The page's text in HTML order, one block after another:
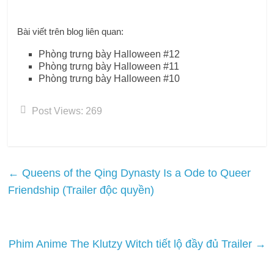
Bài viết trên blog liên quan:
Phòng trưng bày Halloween #12
Phòng trưng bày Halloween #11
Phòng trưng bày Halloween #10
Post Views: 269
← Queens of the Qing Dynasty Is a Ode to Queer
Friendship (Trailer độc quyền)
Phim Anime The Klutzy Witch tiết lộ đầy đủ Trailer →